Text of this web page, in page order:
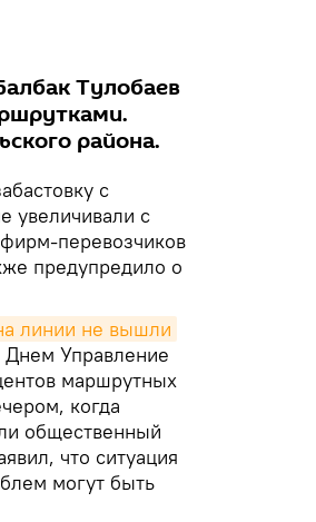
Тулобаев
района.
с
увеличивали с
перевозчиков
предупредило о
линии не вышли
Управление
маршрутных
когда
общественный
что ситуация
могут быть